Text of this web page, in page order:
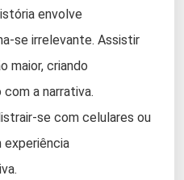
envolve
se irrelevante. Assistir
maior, criando
a narrativa.
se com celulares ou